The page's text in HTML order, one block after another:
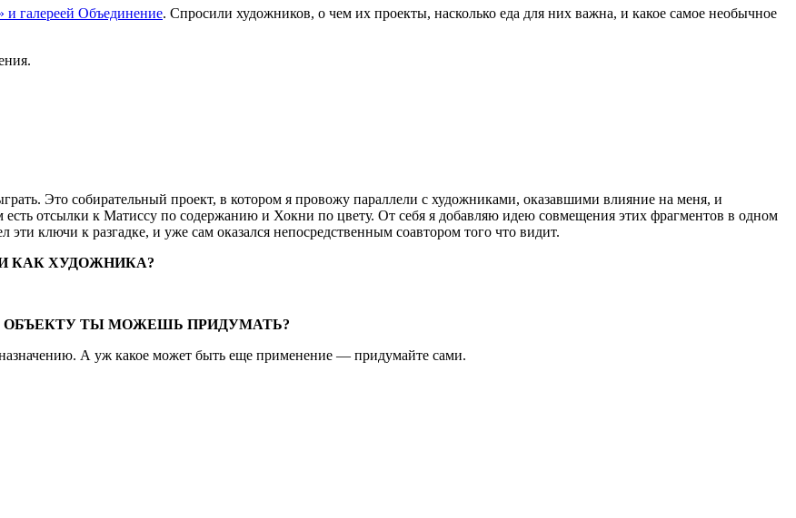
и галереей Объединение. Спросили художников, о чем их проекты, насколько еда для них важна, и какое самое необычное
Это собирательный проект, в котором я провожу параллели с художниками, оказавшими влияние на меня, и
отсылки к Матиссу по содержанию и Хокни по цвету. От себя я добавляю идею совмещения этих фрагментов в одном
ключи к разгадке, и уже сам оказался непосредственным соавтором того что видит.
КАК ХУДОЖНИКА?
ТЫ МОЖЕШЬ ПРИДУМАТЬ?
А уж какое может быть еще применение — придумайте сами.